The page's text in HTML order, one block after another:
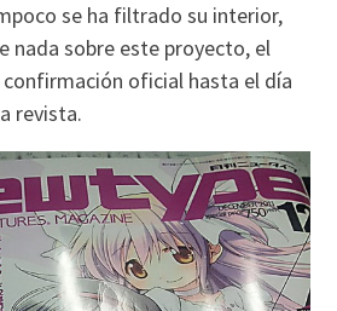
se ha filtrado su interior,
nada sobre este proyecto, el
oficial hasta el día
revista.